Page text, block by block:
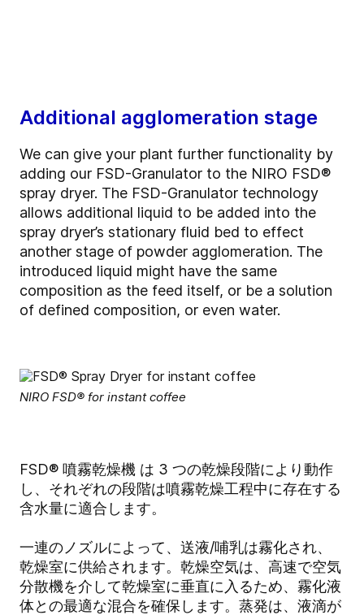
Additional agglomeration stage
We can give your plant further functionality by
adding our FSD-Granulator to the NIRO FSD®
spray dryer. The FSD-Granulator technology
allows additional liquid to be added into the
spray dryer’s stationary fluid bed to effect
another stage of powder agglomeration. The
introduced liquid might have the same
composition as the feed itself, or be a solution
of defined composition, or even water.
NIRO FSD® for instant coffee
FSD® 噴霧乾燥機 は 3 つの乾燥段階により動作
し、それぞれの段階は噴霧乾燥工程中に存在する
含水量に適合します。
一連のノズルによって、送液/哺乳は霧化され、
乾燥室に供給されます。乾燥空気は、高速で空気
分散機を介して乾燥室に垂直に入るため、霧化液
体との最適な混合を確保します。蒸発は、液滴が